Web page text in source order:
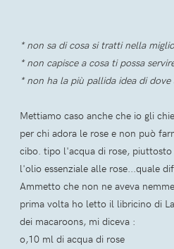
* non sa di cosa si tratti nella
* non capisce a cosa ti possa
* non ha la più pallida idea di
Mettiamo caso anche che io gli
per chi adora le rose e non può
cibo. tipo l'acqua di rose,
l'olio essenziale alle rose...quale
Ammetto che non ne aveva
prima volta ho letto il libricino di
dei macaroons, mi diceva :
o,10 ml di acqua di rose